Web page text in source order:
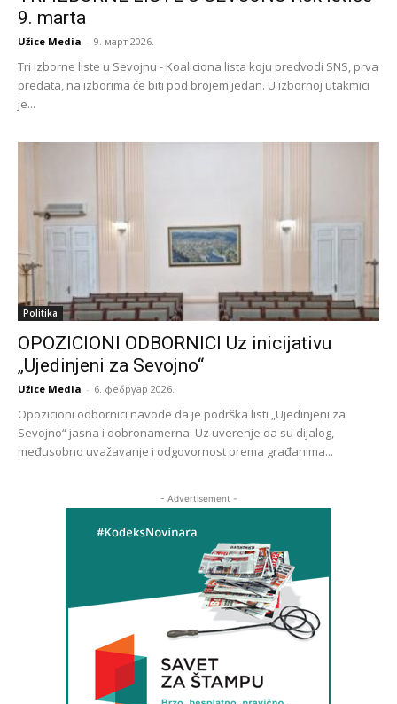
9. marta
Užice Media - 9. март 2026.
Tri izborne liste u Sevojnu - Koaliciona lista koju predvodi SNS, prva
predata, na izborima će biti pod brojem jedan. U izbornoj utakmici
je...
Politika
OPOZICIONI ODBORNICI Uz inicijativu
„Ujedinjeni za Sevojno“
Užice Media - 6. фебруар 2026.
Opozicioni odbornici navode da je podrška listi „Ujedinjeni za
Sevojno“ jasna i dobronamerna. Uz uverenje da su dijalog,
međusobno uvažavanje i odgovornost prema građanima...
- Advertisement -